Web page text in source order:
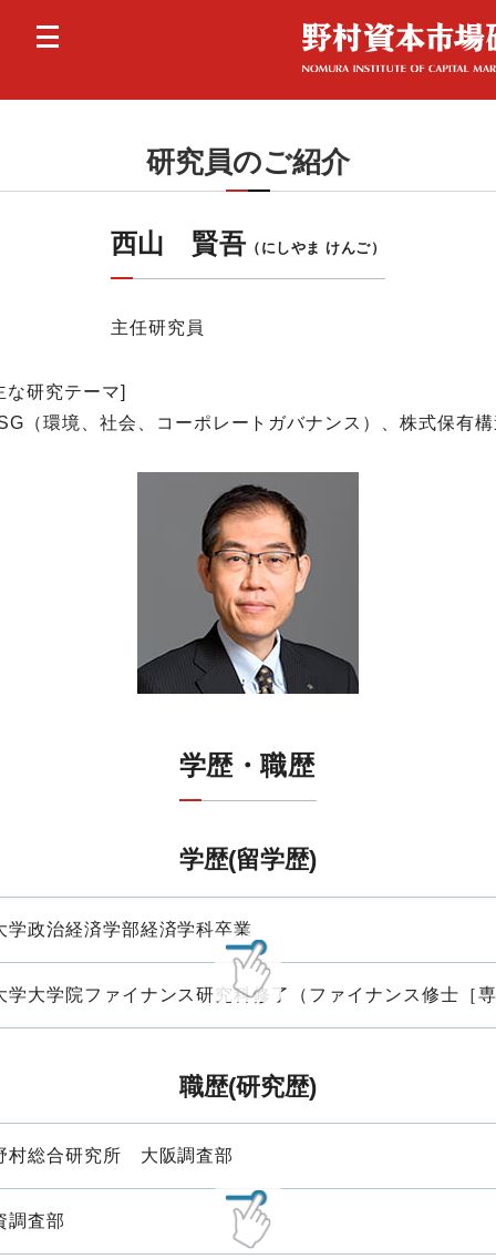
研究員のご紹介
西山 賢吾 （にしやま けんご）
主任研究員
な研究テーマ]
（環境、社会、コーポレートガバナンス）、株式保有
学歴・職歴
学歴(留学歴)
学政治経済学部経済学科卒業
学大学院ファイナンス研究科修了（ファイナンス修士［
職歴(研究歴)
村総合研究所 大阪調査部
査部